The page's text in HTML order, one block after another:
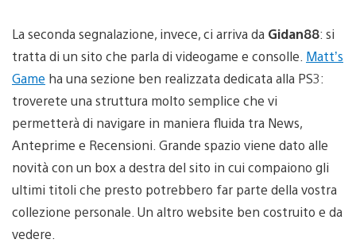
La seconda segnalazione, invece, ci arriva da Gidan88: si
tratta di un sito che parla di videogame e consolle. Matt’s
Game ha una sezione ben realizzata dedicata alla PS3:
troverete una struttura molto semplice che vi
permetterà di navigare in maniera fluida tra News,
Anteprime e Recensioni. Grande spazio viene dato alle
novità con un box a destra del sito in cui compaiono gli
ultimi titoli che presto potrebbero far parte della vostra
collezione personale. Un altro website ben costruito e da
vedere.